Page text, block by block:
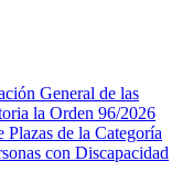
General de las
la Orden 96/2026
de la Categoría
con Discapacidad